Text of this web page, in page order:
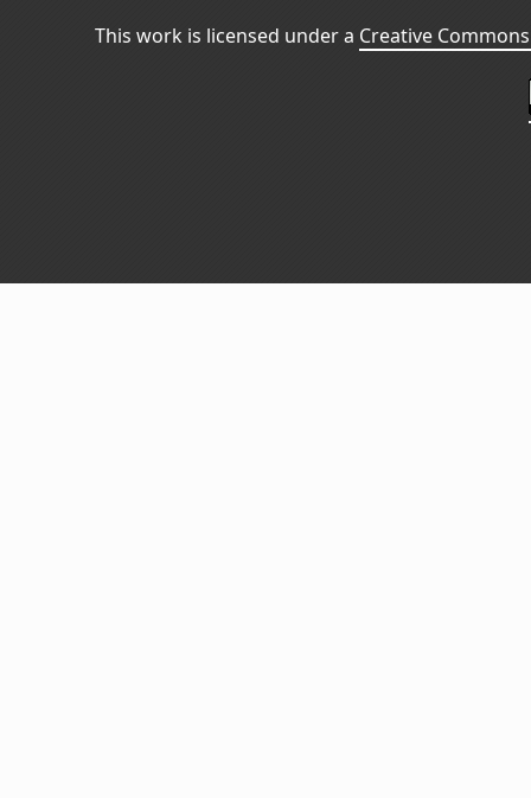
This work is licensed under a Creative